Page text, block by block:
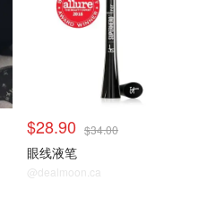
$28.90 $34.00
眼线液笔
@dealmoon.ca